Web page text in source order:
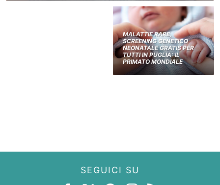
MALATTIE RARE,
SCREENING GENETICO
NEONATALE GRATIS PER
TUTTI IN PUGLIA: IL
PRIMATO MONDIALE
SEGUICI SU